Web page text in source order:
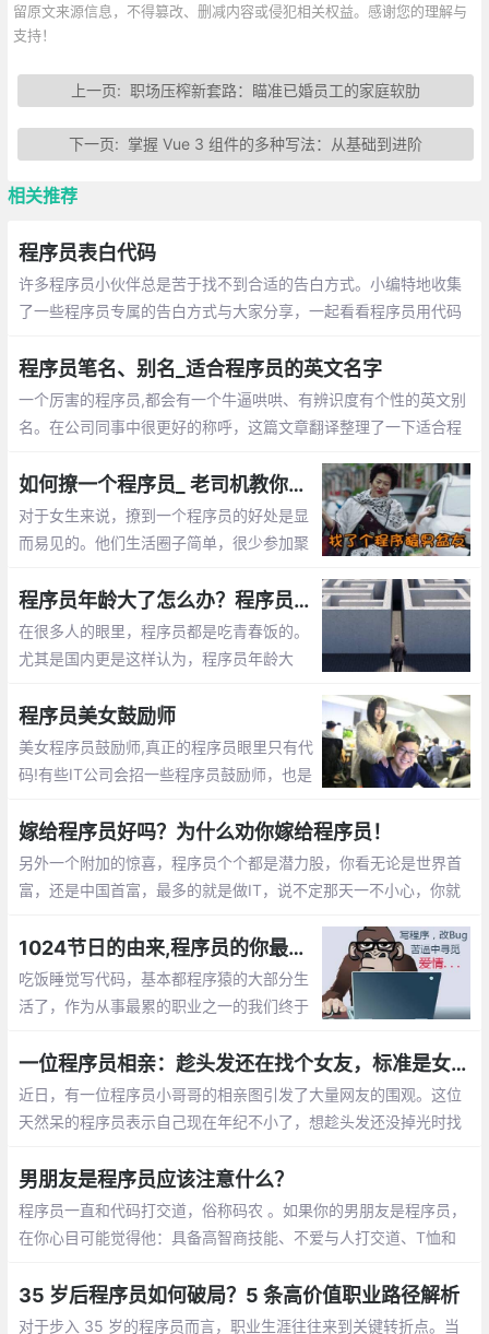
留原文来源信息，不得篡改、删减内容或侵犯相关权益。感谢您的理解与
支持！
上一页: 职场压榨新套路：瞄准已婚员工的家庭软肋
下一页: 掌握 Vue 3 组件的多种写法：从基础到进阶
相关推荐
程序员表白代码
许多程序员小伙伴总是苦于找不到合适的告白方式。小编特地收集
了一些程序员专属的告白方式与大家分享，一起看看程序员用代码
程序员笔名、别名_适合程序员的英文名字
一个厉害的程序员,都会有一个牛逼哄哄、有辨识度有个性的英文别
名。在公司同事中很更好的称呼，这篇文章翻译整理了一下适合程
如何撩一个程序员_ 老司机教你怎么追程序员
对于女生来说，撩到一个程序员的好处是显
而易见的。他们生活圈子简单，很少参加聚
码的路上。这篇文章告诉你怎么撩程序员程序员年龄大了怎么办？程序员年龄大了的出路
在很多人的眼里，程序员都是吃青春饭的。
尤其是国内更是这样认为，程序员年龄大
担心以后的出路了。那么未来大龄程序员的
出路在哪呢？
程序员美女鼓励师
美女程序员鼓励师,真正的程序员眼里只有代
码!有些IT公司会招一些程序员鼓励师，也是
程序员鼓励师的作用，她们总是能激发程序
员们的肾上腺素分泌。
嫁给程序员好吗？为什么劝你嫁给程序员！
另外一个附加的惊喜，程序员个个都是潜力股，你看无论是世界首
富，还是中国首富，最多的就是做IT，说不定那天一不小心，你就
序员收入稳定，生活安逸，属于长期持有型成长股
1024节日的由来,程序员的你最想对自己说的是什么？【1024程序员节日】
吃饭睡觉写代码，基本都程序猿的大部分生
活了，作为从事最累的职业之一的我们终于
序员致敬，向自己致敬，向未来致敬。
一位程序员相亲：趁头发还在找个女友，标准是女孩就行
近日，有一位程序员小哥哥的相亲图引发了大量网友的围观。这位
天然呆的程序员表示自己现在年纪不小了，想趁头发还没掉光时找
男朋友是程序员应该注意什么？
程序员一直和代码打交道，俗称码农 。如果你的男朋友是程序员，
在你心目可能觉得他：具备高智商技能、不爱与人打交道、T恤和
相处呢，需要你应该注意什么呢？
35 岁后程序员如何破局？5 条高价值职业路径解析
对于步入 35 岁的程序员而言，职业生涯往往来到关键转折点。当